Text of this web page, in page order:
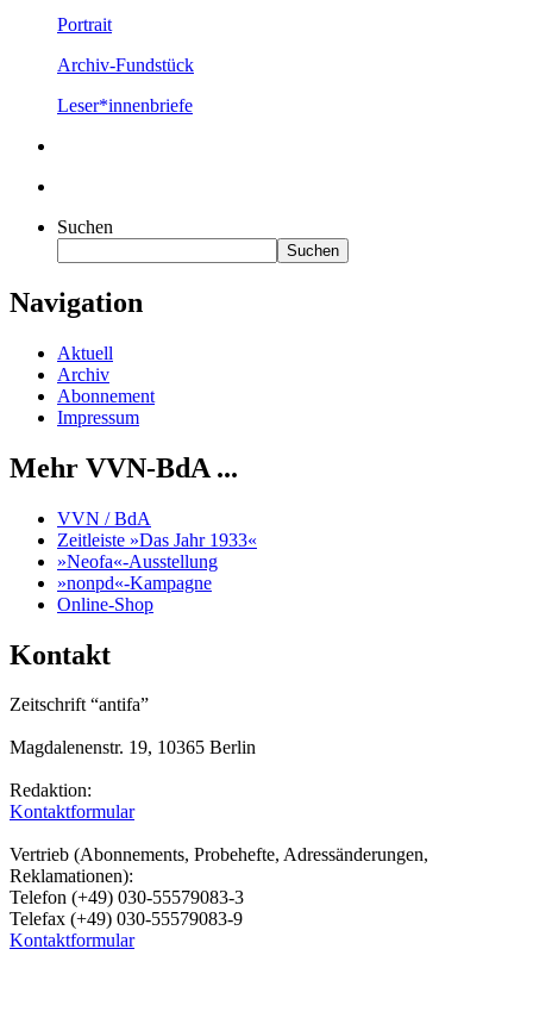
Portrait
Archiv-Fundstück
Leser*innenbriefe
Suchen
Suchen
Navigation
Aktuell
Archiv
Abonnement
Impressum
Mehr VVN-BdA ...
VVN / BdA
Zeitleiste »Das Jahr 1933«
»Neofa«-Ausstellung
»nonpd«-Kampagne
Online-Shop
Kontakt
Zeitschrift “antifa”
Magdalenenstr. 19, 10365 Berlin
Redaktion:
Kontaktformular
Vertrieb (Abonnements, Probehefte, Adressänderungen,
Reklamationen):
Telefon (+49) 030-55579083-3
Telefax (+49) 030-55579083-9
Kontaktformular